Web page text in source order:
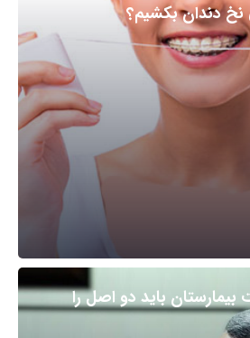
نخ دندان بکشیم؟
باید دو اصل را